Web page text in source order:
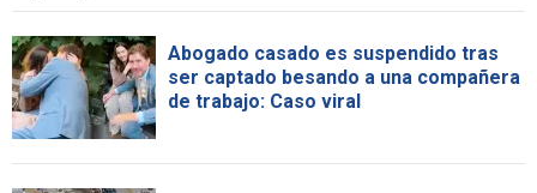
Abogado casado es suspendido tras
ser captado besando a una compañera
de trabajo: Caso viral